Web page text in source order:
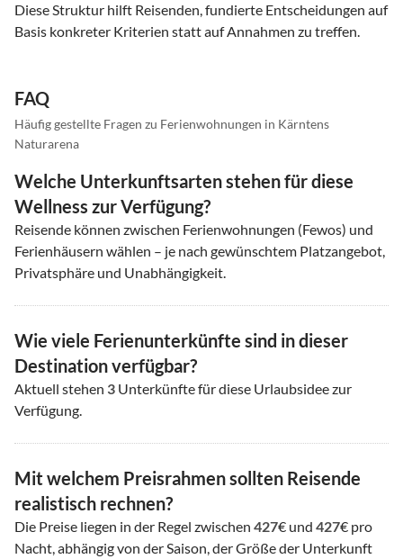
Diese Struktur hilft Reisenden, fundierte Entscheidungen auf
Basis konkreter Kriterien statt auf Annahmen zu treffen.
FAQ
Häufig gestellte Fragen zu Ferienwohnungen in Kärntens
Naturarena
Welche Unterkunftsarten stehen für diese
Wellness zur Verfügung?
Reisende können zwischen Ferienwohnungen (Fewos) und
Ferienhäusern wählen – je nach gewünschtem Platzangebot,
Privatsphäre und Unabhängigkeit.
Wie viele Ferienunterkünfte sind in dieser
Destination verfügbar?
Aktuell stehen 3 Unterkünfte für diese Urlaubsidee zur
Verfügung.
Mit welchem Preisrahmen sollten Reisende
realistisch rechnen?
Die Preise liegen in der Regel zwischen 427€ und 427€ pro
Nacht, abhängig von der Saison, der Größe der Unterkunft